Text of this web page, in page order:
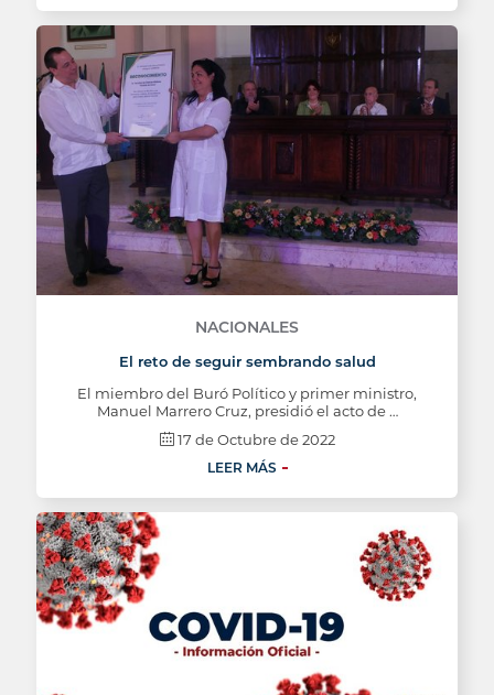
NACIONALES
El reto de seguir sembrando salud
El miembro del Buró Político y primer ministro,
Manuel Marrero Cruz, presidió el acto de …
17 de Octubre de 2022
LEER MÁS